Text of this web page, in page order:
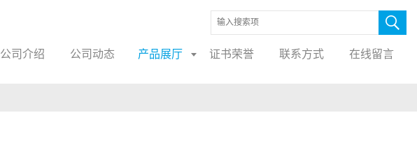
公司介绍 公司动态 产品展厅 证书荣誉 联系方式 在线留言